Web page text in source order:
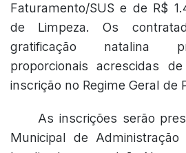
Faturamento/SUS e de R$
de Limpeza. Os
gratificação natalina
proporcionais acrescidas
inscrição no Regime Geral de
As inscrições serão
Municipal de